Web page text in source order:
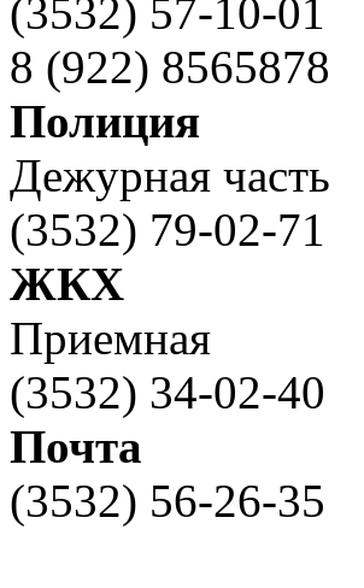
(3532) 57-10-01
8 (922) 8565878
Полиция
Дежурная часть
(3532) 79-02-71
ЖКХ
Приемная
(3532) 34-02-40
Почта
(3532) 56-26-35